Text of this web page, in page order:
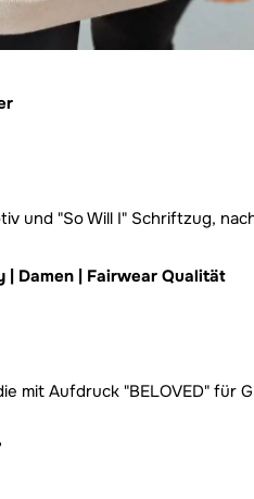
| Damen | Fairwear Qualität